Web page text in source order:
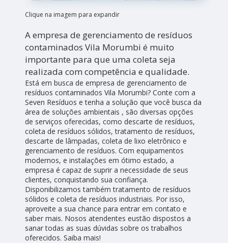
Clique na imagem para expandir
A empresa de gerenciamento de resíduos
contaminados Vila Morumbi é muito
importante para que uma coleta seja
realizada com competência e qualidade.
Está em busca de empresa de gerenciamento de
resíduos contaminados Vila Morumbi? Conte com a
Seven Resíduos e tenha a solução que você busca da
área de soluções ambientais , são diversas opções
de serviços oferecidas, como descarte de resíduos,
coleta de resíduos sólidos, tratamento de resíduos,
descarte de lâmpadas, coleta de lixo eletrônico e
gerenciamento de resíduos. Com equipamentos
modernos, e instalações em ótimo estado, a
empresa é capaz de suprir a necessidade de seus
clientes, conquistando sua confiança.
Disponibilizamos também tratamento de resíduos
sólidos e coleta de resíduos industriais. Por isso,
aproveite a sua chance para entrar em contato e
saber mais. Nosos atendentes eustão dispostos a
sanar todas as suas dúvidas sobre os trabalhos
oferecidos. Saiba mais!